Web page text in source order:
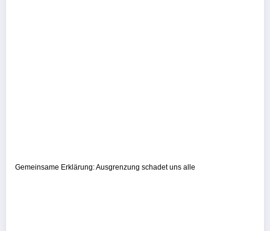
Gemeinsame Erklärung: Ausgrenzung schadet uns alle